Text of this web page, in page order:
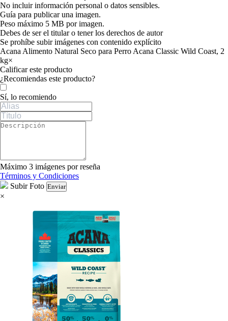
No incluir información personal o datos sensibles.
Guía para publicar una imagen.
Peso máximo 5 MB por imagen.
Debes de ser el titular o tener los derechos de autor
Se prohíbe subir imágenes con contenido explícito
Acana Alimento Natural Seco para Perro Acana Classic Wild Coast, 2
kg×
Calificar este producto
Tu valoración
¿Recomiendas este producto?
Sí, lo recomiendo
Máximo 3 imágenes por reseña
Términos y Condiciones
Subir Foto Enviar
×